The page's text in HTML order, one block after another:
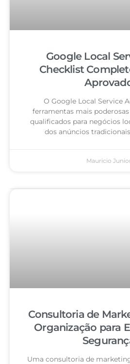
Google Local
Checklist
O Google Local Service
ferramentas mais
qualificados para negócios
dos anúncios
Mauricio
Consultoria de
Organização para
Uma consultoria de